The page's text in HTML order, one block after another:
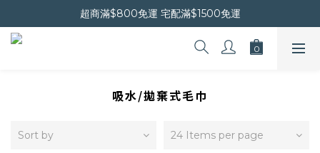
晚安會員新上線｜新會員現折$30
超商滿$800免運 宅配滿$1500免運
吸水/拋棄式毛巾
Sort by 24 Items per page